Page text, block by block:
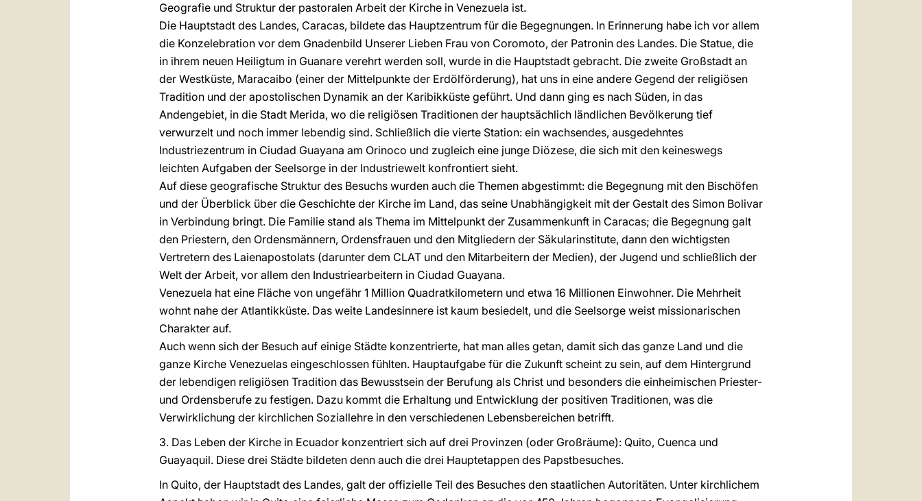
Geografie und Struktur der pastoralen Arbeit der Kirche in Venezuela ist.
Die Hauptstadt des Landes, Caracas, bildete das Hauptzentrum für die Begegnungen. In Erinnerung habe ich vor allem
die Konzelebration vor dem Gnadenbild Unserer Lieben Frau von Coromoto, der Patronin des Landes. Die Statue, die
in ihrem neuen Heiligtum in Guanare verehrt werden soll, wurde in die Hauptstadt gebracht. Die zweite Großstadt an
der Westküste, Maracaibo (einer der Mittelpunkte der Erdölförderung), hat uns in eine andere Gegend der religiösen
Tradition und der apostolischen Dynamik an der Karibikküste geführt. Und dann ging es nach Süden, in das
Andengebiet, in die Stadt Merida, wo die religiösen Traditionen der hauptsächlich ländlichen Bevölkerung tief
verwurzelt und noch immer lebendig sind. Schließlich die vierte Station: ein wachsendes, ausgedehntes
Industriezentrum in Ciudad Guayana am Orinoco und zugleich eine junge Diözese, die sich mit den keineswegs
leichten Aufgaben der Seelsorge in der Industriewelt konfrontiert sieht.
Auf diese geografische Struktur des Besuchs wurden auch die Themen abgestimmt: die Begegnung mit den Bischöfen
und der Überblick über die Geschichte der Kirche im Land, das seine Unabhängigkeit mit der Gestalt des Simon Bolivar
in Verbindung bringt. Die Familie stand als Thema im Mittelpunkt der Zusammenkunft in Caracas; die Begegnung galt
den Priestern, den Ordensmännern, Ordensfrauen und den Mitgliedern der Säkularinstitute, dann den wichtigsten
Vertretern des Laienapostolats (darunter dem CLAT und den Mitarbeitern der Medien), der Jugend und schließlich der
Welt der Arbeit, vor allem den Industriearbeitern in Ciudad Guayana.
Venezuela hat eine Fläche von ungefähr 1 Million Quadratkilometern und etwa 16 Millionen Einwohner. Die Mehrheit
wohnt nahe der Atlantikküste. Das weite Landesinnere ist kaum besiedelt, und die Seelsorge weist missionarischen
Charakter auf.
Auch wenn sich der Besuch auf einige Städte konzentrierte, hat man alles getan, damit sich das ganze Land und die
ganze Kirche Venezuelas eingeschlossen fühlten. Hauptaufgabe für die Zukunft scheint zu sein, auf dem Hintergrund
der lebendigen religiösen Tradition das Bewusstsein der Berufung als Christ und besonders die einheimischen Priester-
und Ordensberufe zu festigen. Dazu kommt die Erhaltung und Entwicklung der positiven Traditionen, was die
Verwirklichung der kirchlichen Soziallehre in den verschiedenen Lebensbereichen betrifft.
3. Das Leben der Kirche in Ecuador konzentriert sich auf drei Provinzen (oder Großräume): Quito, Cuenca und
Guayaquil. Diese drei Städte bildeten denn auch die drei Hauptetappen des Papstbesuches.
In Quito, der Hauptstadt des Landes, galt der offizielle Teil des Besuches den staatlichen Autoritäten. Unter kirchlichem